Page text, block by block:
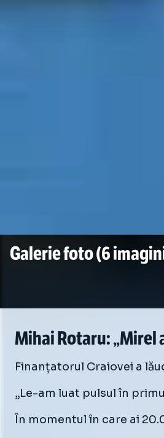
Galerie foto(6
Mihai Rotaru: „Mirel
Finanțatorul Craiovei a
„Le-am luat pulsul în
În momentul în care ai